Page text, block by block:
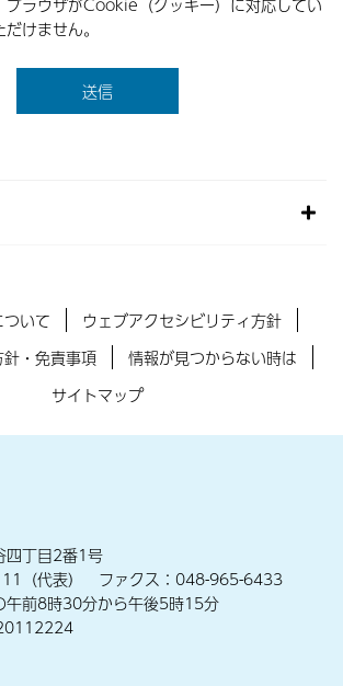
けません。
いて
ウェブアクセシビリティ方針
・免責事項
情報が見つからない時は
サイトマップ
四丁目2番1号
（代表） ファクス：048-965-6433
午前8時30分から午後5時15分